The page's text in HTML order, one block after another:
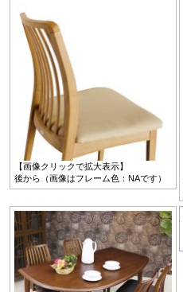
【画像クリックで拡大表示】
後から（画像はフレーム色：NAです）